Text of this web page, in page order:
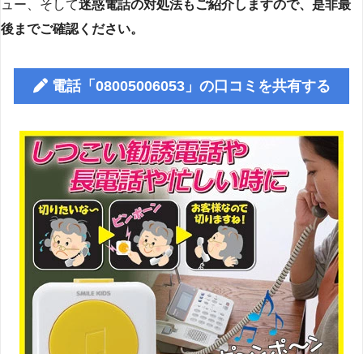
ュー、そして迷惑電話の対処法もご紹介しますので、是非最
後までご確認ください。
電話「08005006053」の口コミを共有する